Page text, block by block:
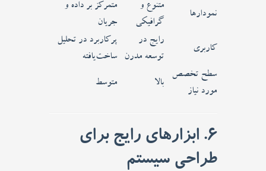
نمودارها
متنوع و
گرافیکی
متمرکز بر داده و
جریان
کاربری
رایج در
توسعه مدرن
پرکاربرد در تحلیل
ساخت‌یافته
سطح تخصص
مورد نیاز
بالا متوسط
6. ابزارهای رایج برای
طراحی سیستم